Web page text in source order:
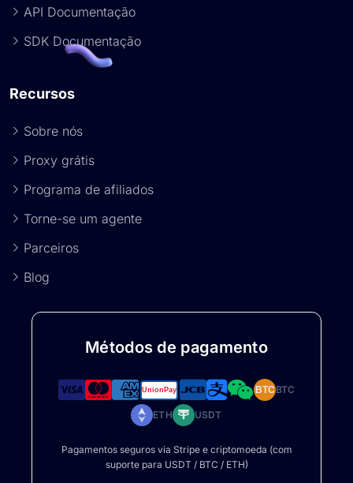
API Documentação
SDK Documentação
Recursos
Sobre nós
Proxy grátis
Programa de afiliados
Torne-se um agente
Parceiros
Blog
Métodos de pagamento
BTCBTC
ETH USDT
Pagamentos seguros via Stripe e criptomoeda (com
suporte para USDT / BTC / ETH)